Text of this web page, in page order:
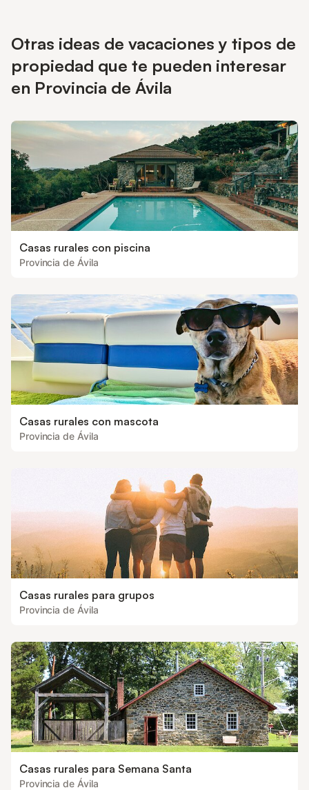
Otras ideas de vacaciones y tipos de
propiedad que te pueden interesar
en Provincia de Ávila
Casas rurales con piscina
Provincia de Ávila
Casas rurales con mascota
Provincia de Ávila
Casas rurales para grupos
Provincia de Ávila
Casas rurales para Semana Santa
Provincia de Ávila